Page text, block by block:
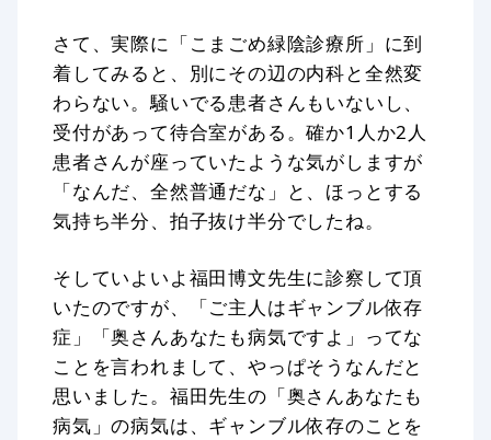
さて、実際に「こまごめ緑陰診療所」に到
着してみると、別にその辺の内科と全然変
わらない。騒いでる患者さんもいないし、
受付があって待合室がある。確か1人か2人
患者さんが座っていたような気がしますが
「なんだ、全然普通だな」と、ほっとする
気持ち半分、拍子抜け半分でしたね。
そしていよいよ福田博文先生に診察して頂
いたのですが、「ご主人はギャンブル依存
症」「奥さんあなたも病気ですよ」ってな
ことを言われまして、やっぱそうなんだと
思いました。福田先生の「奥さんあなたも
病気」の病気は、ギャンブル依存のことを